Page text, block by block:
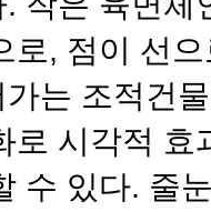
로, 점이 선
가는 조적건
로 시각적 효
수 있다. 줄